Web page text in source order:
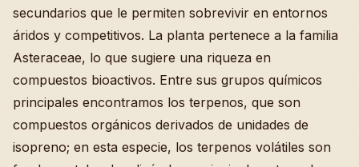
secundarios que le permiten sobrevivir en entornos
áridos y competitivos. La planta pertenece a la familia
Asteraceae, lo que sugiere una riqueza en
compuestos bioactivos. Entre sus grupos químicos
principales encontramos los terpenos, que son
compuestos orgánicos derivados de unidades de
isopreno; en esta especie, los terpenos volátiles son